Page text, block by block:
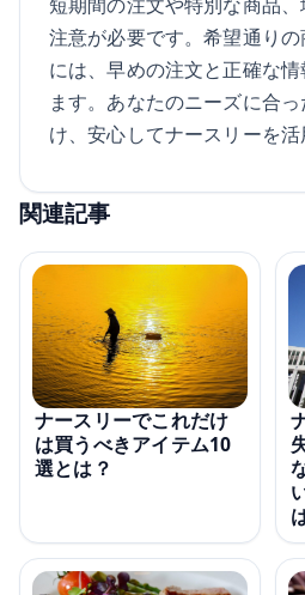
注意が必要です。希望通り
には、早めの注文と正確な
ます。あなたのニーズに合
け、安心してナースリーを活
関連記事
ナースリーでこれだけ
は買うべきアイテム10
選とは？